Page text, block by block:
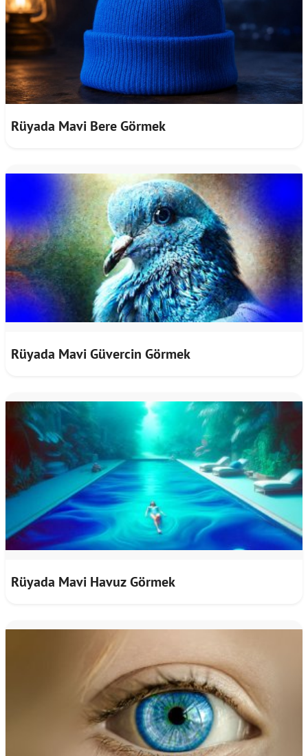
Rüyada Mavi Bere Görmek
Rüyada Mavi Güvercin Görmek
Rüyada Mavi Havuz Görmek